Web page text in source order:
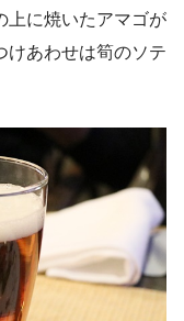
上に焼いたアマゴが
けあわせは筍のソテ